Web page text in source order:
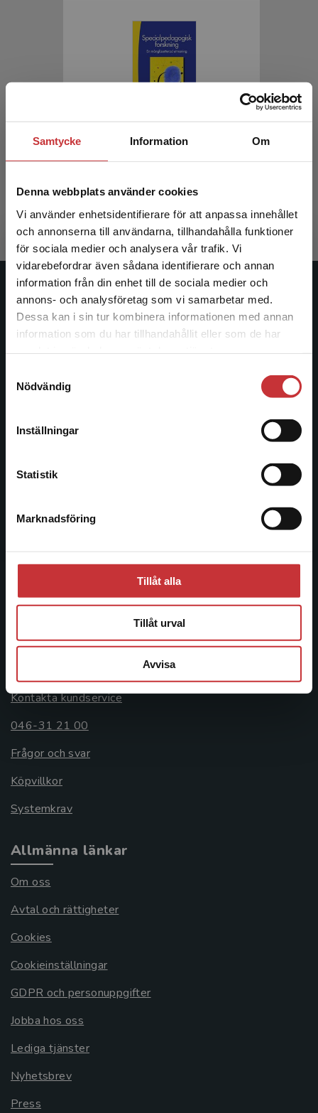
Samtycke Information Om
Denna webbplats använder cookies
Vi använder enhetsidentifierare för att anpassa innehållet
och annonserna till användarna, tillhandahålla funktioner
för sociala medier och analysera vår trafik. Vi
vidarebefordrar även sådana identifierare och annan
information från din enhet till de sociala medier och
annons- och analysföretag som vi samarbetar med.
Dessa kan i sin tur kombinera informationen med annan
information som du har tillhandahållit eller som de har
Nödvändig
Inställningar
Statistik
Marknadsföring
Tillåt alla
Tillåt urval
Avvisa
Begränsad fraktregion
Det verkar som att du besöker
studentlitteratur.se via en enhet utanför Sverige.
Vi erbjuder inte leveranser utanför Sverige. För
att kunna slutföra ett köp måste
Specialpedagogisk forskning
419 krinkl. moms
Exkl. moms: 395 kr
Studentlitteratur
Studentlitteratur grundades 1963 och är idag Sveriges
informationstjänster i utbudet, finns Studentlitteratur med
Kontakta oss
Kontakta oss
Postadress:
221 00 Lund
Besöksadress:
Åkergränden 1
Kontakta kundservice
046-31 21 00
Frågor och svar
Köpvillkor
Systemkrav
Allmänna länkar
Om oss
Avtal och rättigheter
Cookies
Cookieinställningar
GDPR och personuppgifter
Jobba hos oss
Lediga tjänster
Nyhetsbrev
Press